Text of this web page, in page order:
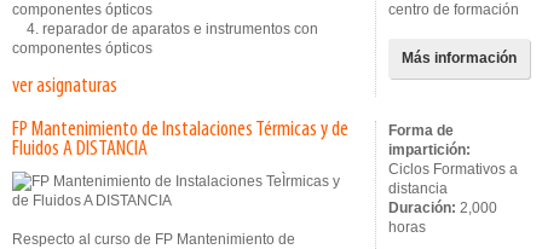
componentes ópticos
4. reparador de aparatos e instrumentos con
componentes ópticos
ver asignaturas
centro de formación
Más información
FP Mantenimiento de Instalaciones Térmicas y de
Fluidos A DISTANCIA
Respecto al curso de FP Mantenimiento de
Forma de
impartición:
Ciclos Formativos a
distancia
Duración: 2,000
horas